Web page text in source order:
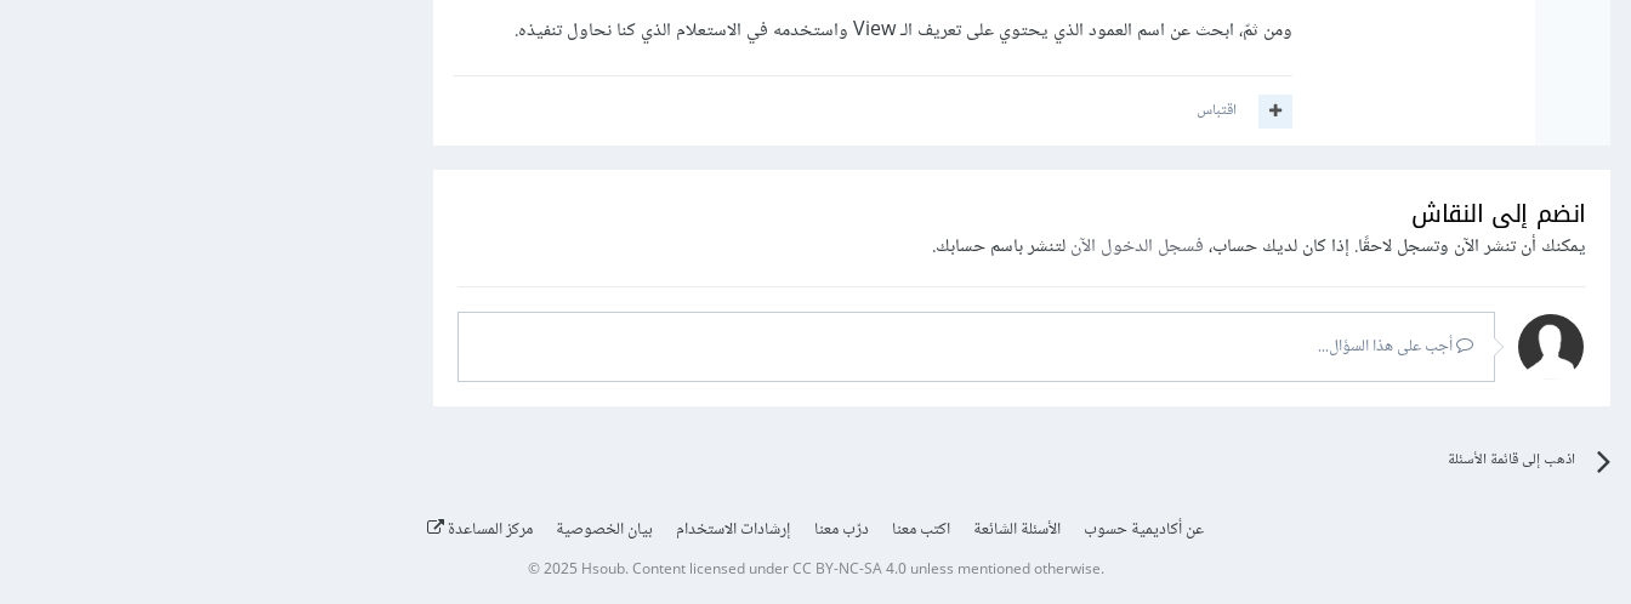
ومن ثمّ، ابحث عن اسم العمود الذي يحتوي على تعريف الـ View واستخدمه في الاستعلام الذي كنا نحاول تنفيذه.
اقتباس
انضم إلى النقاش
يمكنك أن تنشر الآن وتسجل لاحقًا. إذا كان لديك حساب،فسجل الدخول الآنلتنشر باسم حسابك.
أجب على هذا السؤال...
اذهب إلى قائمة الأسئلة
عن أكاديمية حسوب الأسئلة الشائعة اكتب معنا درّب معنا إرشادات الاستخدام بيان الخصوصية مركز المساعدة
© 2025 Hsoub.Content licensed underCC BY-NC-SA 4.0unless mentioned otherwise.